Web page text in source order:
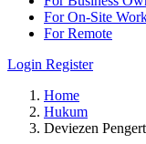
For On-Site
For Remote
Login Register
Home
Hukum
Deviezen